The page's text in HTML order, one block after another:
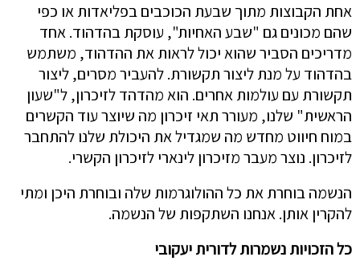
אחת הקבוצות מתוך שבעת הכוכבים בפליאדות או כפי
שהם מכונים גם "שבע האחיות", עוסקת בהדהוד. אחד
מדריכים הסביר שהוא יכול לראות את ההדהוד, משתמש
בהדהוד על מנת ליצור תקשורת. להעביר מסרים, ליצור
תקשורת עם עולמות אחרים. הוא מהדהד לזיכרון, ל"שעון
הראשית" שלנו, מעורר תאי זיכרון מה שיוצר עוד הקשרים
במוח חיווט מחדש מה שמגדיל את היכולת שלנו להתחבר
לזיכרון. נוצר מעבר מזיכרון לינארי לזיכרון הקשרי.
הנשמה בוחרת את כל ההולוגרמות שלה ובוחרת היכן ומתי
להקרין אותן. אנחנו השתקפות של הנשמה.
כל הזכויות נשמרות לדורית יעקובי